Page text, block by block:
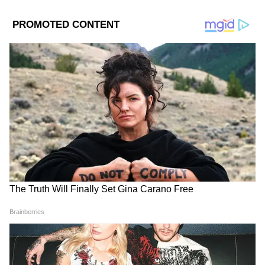
Related Articles
Job News: গবেষণার কাজে প্রচুর শূন্য পদে কর্মী
নিয়োগ আইআইটি খড়গপুরে, কীভাবে আবেদন
করবেন?
Government Job News: রিজার্ভ ব্যাঙ্ক অফ
শেষ তারিখ
হিউম্যান রিসোর্সেস অফিসার পদের জন্য, যে
DOWNLOAD APP
Career News (কেরিয়ারের খবর): Get latest